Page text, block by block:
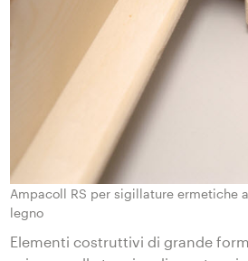
Ampacoll RS per sigillature ermetiche
legno
Elementi costruttivi di grande